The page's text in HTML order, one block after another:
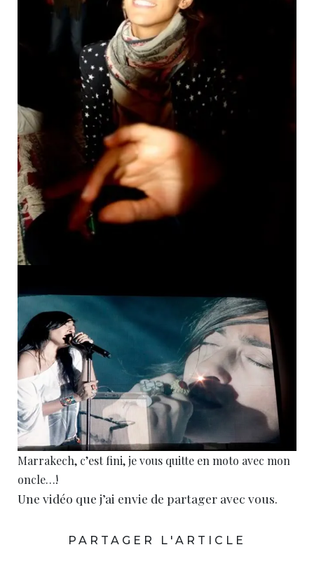
Marrakech, c’est fini, je vous quitte en moto avec mon
oncle…!
Une vidéo que j’ai envie de partager avec vous.
PARTAGER L'ARTICLE